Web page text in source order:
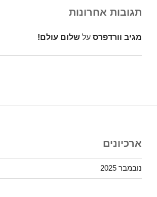
תגובות אחרונות
מגיב וורדפרס על שלום עולם!
ארכיונים
נובמבר 2025